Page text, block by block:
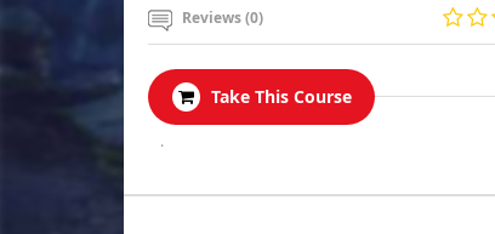
Reviews (0)
Take This Course
.